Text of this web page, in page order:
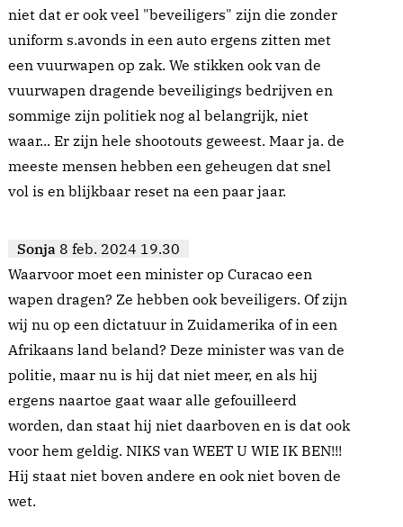
niet dat er ook veel "beveiligers" zijn die zonder
uniform s.avonds in een auto ergens zitten met
een vuurwapen op zak. We stikken ook van de
vuurwapen dragende beveiligings bedrijven en
sommige zijn politiek nog al belangrijk, niet
waar... Er zijn hele shootouts geweest. Maar ja. de
meeste mensen hebben een geheugen dat snel
vol is en blijkbaar reset na een paar jaar.
Sonja 8 feb. 2024 19.30
Waarvoor moet een minister op Curacao een
wapen dragen? Ze hebben ook beveiligers. Of zijn
wij nu op een dictatuur in Zuidamerika of in een
Afrikaans land beland? Deze minister was van de
politie, maar nu is hij dat niet meer, en als hij
ergens naartoe gaat waar alle gefouilleerd
worden, dan staat hij niet daarboven en is dat ook
voor hem geldig. NIKS van WEET U WIE IK BEN!!!
Hij staat niet boven andere en ook niet boven de
wet.